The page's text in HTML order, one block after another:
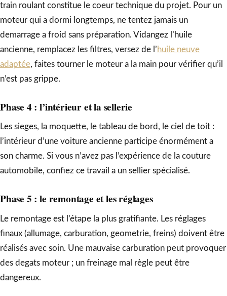
train roulant constitue le coeur technique du projet. Pour un
moteur qui a dormi longtemps, ne tentez jamais un
demarrage a froid sans préparation. Vidangez l’huile
ancienne, remplacez les filtres, versez de l’huile neuve
adaptée, faites tourner le moteur a la main pour vérifier qu’il
n’est pas grippe.
Phase 4 : l’intérieur et la sellerie
Les sieges, la moquette, le tableau de bord, le ciel de toit :
l’intérieur d’une voiture ancienne participe énormément a
son charme. Si vous n’avez pas l’expérience de la couture
automobile, confiez ce travail a un sellier spécialisé.
Phase 5 : le remontage et les réglages
Le remontage est l’étape la plus gratifiante. Les réglages
finaux (allumage, carburation, geometrie, freins) doivent être
réalisés avec soin. Une mauvaise carburation peut provoquer
des degats moteur ; un freinage mal règle peut être
dangereux.